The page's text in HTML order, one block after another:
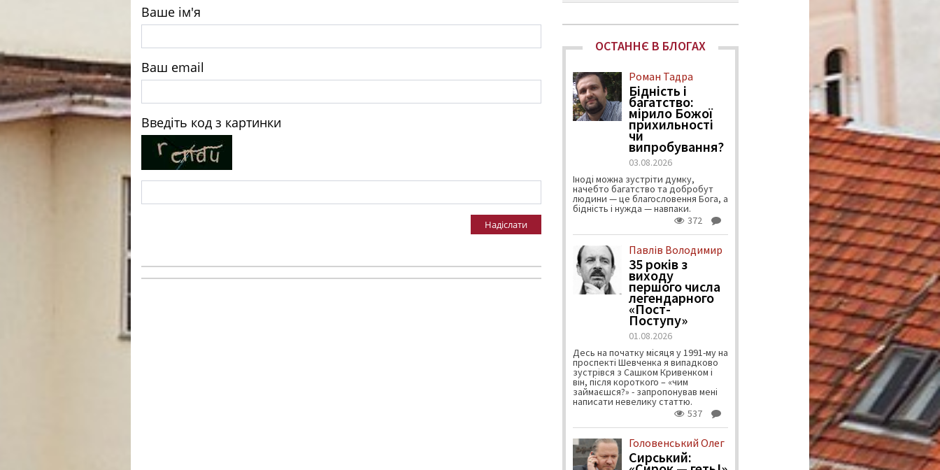
Ваше ім'я
Ваш email
Введіть код з картинки
Надіслати
ОСТАННЄ В БЛОГАХ
Роман Тадра
Бідність і
багатство:
мірило Божої
прихильності
чи
випробування?
03.08.2026
Іноді можна зустріти думку,
начебто багатство та добробут
людини — це благословення Бога, а
бідність і нужда — навпаки.
372
Павлів Володимир
35 років з
виходу
першого числа
легендарного
«Пост-
Поступу»
01.08.2026
Десь на початку місяця у 1991-му на
проспекті Шевченка я випадково
зустрівся з Сашком Кривенком і
він, після короткого – «чим
займаєшся?» - запропонував мені
написати невелику статтю.
537
Головенський Олег
Сирський: